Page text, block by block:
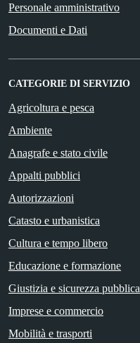
Personale amministrativo
Documenti e Dati
CATEGORIE DI SERVIZIO
Agricoltura e pesca
Ambiente
Anagrafe e stato civile
Appalti pubblici
Autorizzazioni
Catasto e urbanistica
Cultura e tempo libero
Educazione e formazione
Giustizia e sicurezza pubblica
Imprese e commercio
Mobilità e trasporti